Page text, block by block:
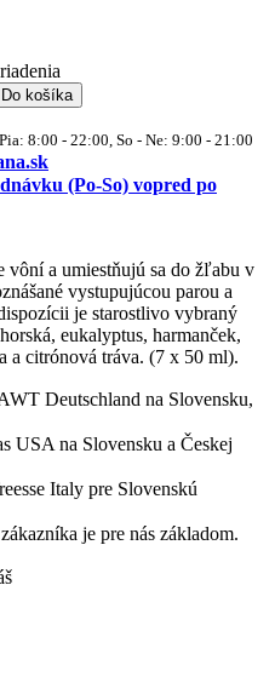
košíka
8:00 - 22:00, So - Ne: 9:00 - 21:00
(Po-So) vopred po
vôní a umiestňujú sa do žľabu v
vystupujúcou parou a
je starostlivo vybraný
eukalyptus, harmanček,
a citrónová tráva. (7 x 50 ml).
Deutschland na Slovensku,
USA na Slovensku a Českej
Italy pre Slovenskú
je pre nás základom.